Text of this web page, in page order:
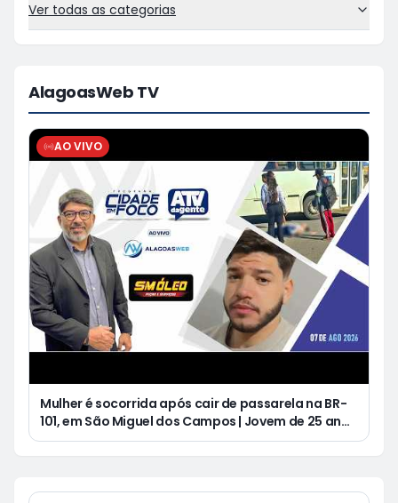
Ver todas as categorias
AlagoasWeb TV
AO VIVO
Mulher é socorrida após cair de passarela na BR-
101, em São Miguel dos Campos | Jovem de 25 anos
morre após acidente de moto no Distrito